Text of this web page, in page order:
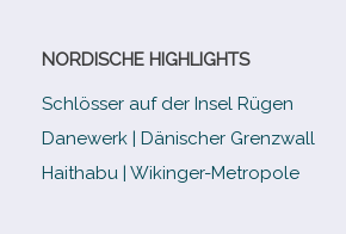
NORDISCHE HIGHLIGHTS
Schlösser auf der Insel Rügen
Danewerk | Dänischer Grenzwall
Haithabu | Wikinger-Metropole